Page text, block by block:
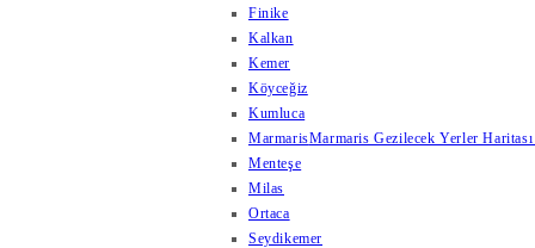
Finike
Kalkan
Kemer
Köyceğiz
Kumluca
MarmarisMarmaris Gezilecek Yerler
Menteşe
Milas
Ortaca
Seydikemer